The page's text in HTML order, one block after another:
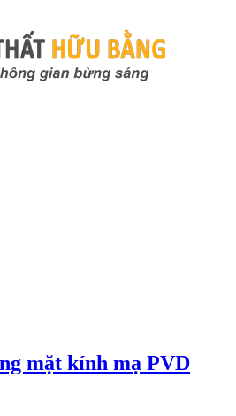
mặt kính mạ PVD